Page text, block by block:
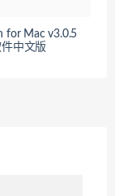
for Mac v3.0.5
中文版